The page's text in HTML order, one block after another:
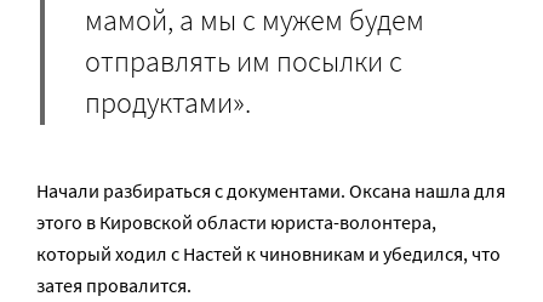
мамой, а мы с мужем будем
отправлять им посылки с
продуктами».
Начали разбираться с документами. Оксана нашла для
этого в Кировской области юриста-волонтера,
который ходил с Настей к чиновникам и убедился, что
затея провалится.